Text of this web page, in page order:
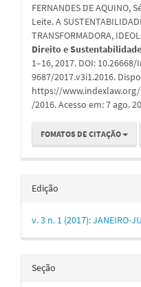
artigo
FERNANDES DE AQUINO,
Leite. A
TRANSFORMADORA,
Direito e Sustentabilidade
1–16, 2017. DOI:
9687/2017.v3i1.2016.
https://
/2016. Acesso em: 7 ago.
FOMATOS DE CITAÇÃO
Edição
v. 3 n. 1 (2017): JANEIRO-
Seção